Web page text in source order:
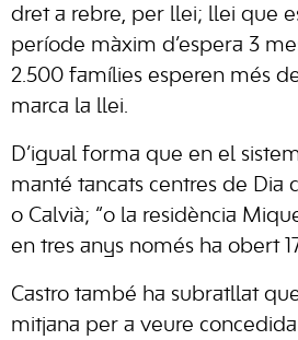
dret a rebre, per llei; llei que
període màxim d’espera 3
2.500 famílies esperen més
marca la llei.
D’igual forma que en el
manté tancats centres de Dia
o Calvià; “o la residència
en tres anys només ha obert
Castro també ha subratllat que
mitjana per a veure